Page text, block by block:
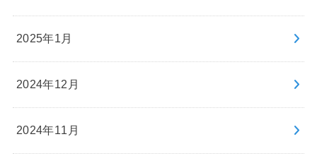
2025年1月
2024年12月
2024年11月